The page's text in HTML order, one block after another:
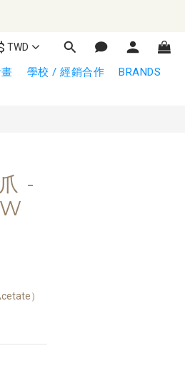
TWD
學校 / 經銷合作 BRANDS
-
）
立即購買